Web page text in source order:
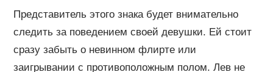
Представитель этого знака будет внимательно
следить за поведением своей девушки. Ей стоит
сразу забыть о невинном флирте или
заигрывании с противоположным полом. Лев не